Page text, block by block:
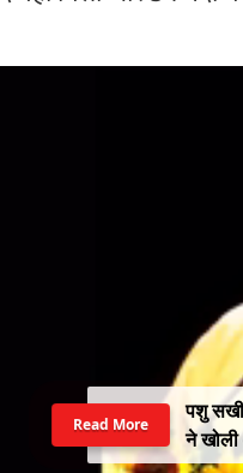
पशु सखी
ने खोली
Read More